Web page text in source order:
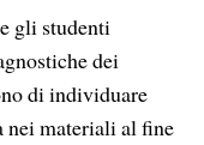
gli studenti
dei
di individuare
nei materiali al fine